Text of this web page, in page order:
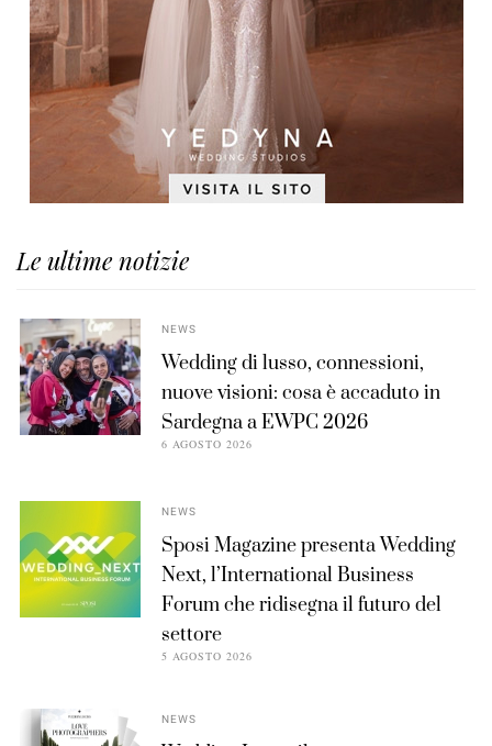
Le ultime notizie
NEWS
Wedding di lusso, connessioni,
nuove visioni: cosa è accaduto in
Sardegna a EWPC 2026
6 AGOSTO 2026
NEWS
Sposi Magazine presenta Wedding
Next, l’International Business
Forum che ridisegna il futuro del
settore
5 AGOSTO 2026
NEWS